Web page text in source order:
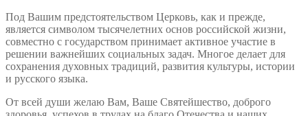
Под Вашим предстоятельством Церковь, как и прежде,
является символом тысячелетних основ российской жизни,
совместно с государством принимает активное участие в
решении важнейших социальных задач. Многое делает для
сохранения духовных традиций, развития культуры, истории
и русского языка.
От всей души желаю Вам, Ваше Святейшество, доброго